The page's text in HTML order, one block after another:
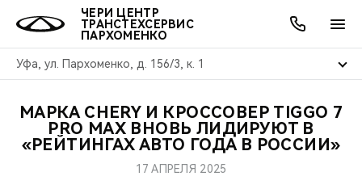
ЧЕРИ ЦЕНТР
ТРАНСТЕХСЕРВИС
ПАРХОМЕНКО
Уфа, ул. Пархоменко, д. 156/3, к. 1
МОДЕЛИ
ПОКУПАТЕЛЯМ
ВЛАДЕЛЬЦАМ
МИР CHERY
АКЦИИ
ОНЛАЙН СЕРВИСЫ
О КОМПАНИИ
МАРКА CHERY И КРОССОВЕР TIGGO 7
PRO MAX ВНОВЬ ЛИДИРУЮТ В
«РЕЙТИНГАХ АВТО ГОДА В РОССИИ»
17 АПРЕЛЯ 2025